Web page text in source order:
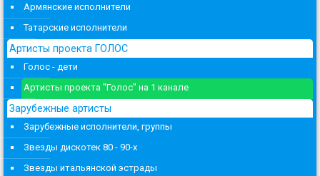
Армянские исполнители
Татарские исполнители
Артисты проекта ГОЛОС
Голос - дети
Артисты проекта "Голос" на 1 канале
Зарубежные артисты
Зарубежные исполнители, группы
Звезды дискотек 80 - 90-х
Звезды итальянской эстрады